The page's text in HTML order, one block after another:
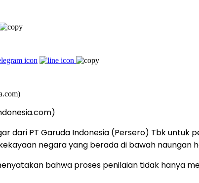
dari PT Garuda Indonesia (Persero) Tbk
negara yang berada di bawah naungan
bahwa proses penilaian tidak hanya